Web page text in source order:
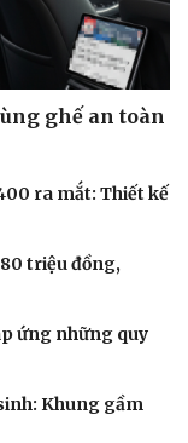
Đọc truyện đêm
Kể chuyện cho bé
ghế an toàn
ra mắt: Thiết kế
triệu đồng,
ứng những quy
Khung gầm